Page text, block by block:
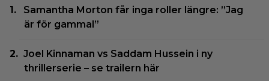
Samantha Morton får inga roller längre: ”Jag
är för gammal”
Joel Kinnaman vs Saddam Hussein i ny
thrillerserie – se trailern här